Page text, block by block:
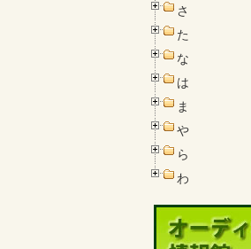
さ
た
な
は
ま
や
ら
わ